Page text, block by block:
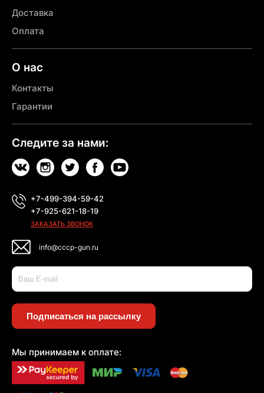
Доставка
Оплата
О нас
Контакты
Гарантии
Следите за нами:
+7-499-394-59-42
+7-925-621-18-19
ЗАКАЗАТЬ ЗВОНОК
info@cccp-gun.ru
Подписаться на рассылку
Мы принимаем к оплате: